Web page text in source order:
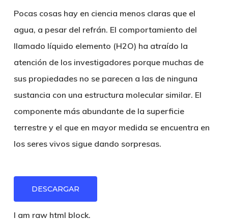
Pocas cosas hay en ciencia menos claras que el
agua, a pesar del refrán. El comportamiento del
llamado líquido elemento (H2O) ha atraído la
atención de los investigadores porque muchas de
sus propiedades no se parecen a las de ninguna
sustancia con una estructura molecular similar. El
componente más abundante de la superficie
terrestre y el que en mayor medida se encuentra en
los seres vivos sigue dando sorpresas.
DESCARGAR
I am raw html block.